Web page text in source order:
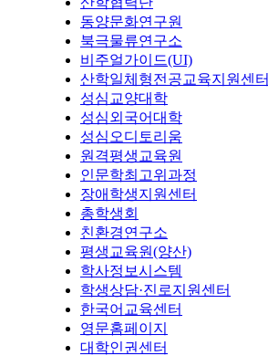
동양문화연구원
북극물류연구소
비주얼가이드(UI)
산학일체형전공교육지원센터
성심교양대학
성심외국어대학
성심오디토리움
원격평생교육원
인문학최고위과정
장애학생지원센터
총학생회
친환경연구소
평생교육원(양산)
학사정보시스템
학생상담·진로지원센터
한국어교육센터
영문홈페이지
대학인권센터